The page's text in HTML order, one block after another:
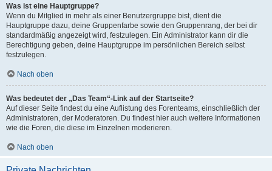
Was ist eine Hauptgruppe?
Wenn du Mitglied in mehr als einer Benutzergruppe bist, dient die
Hauptgruppe dazu, deine Gruppenfarbe sowie den Gruppenrang, der bei dir
standardmäßig angezeigt wird, festzulegen. Ein Administrator kann dir die
Berechtigung geben, deine Hauptgruppe im persönlichen Bereich selbst
festzulegen.
Nach oben
Was bedeutet der „Das Team“-Link auf der Startseite?
Auf dieser Seite findest du eine Auflistung des Forenteams, einschließlich der
Administratoren, der Moderatoren. Du findest hier auch weitere Informationen
wie die Foren, die diese im Einzelnen moderieren.
Nach oben